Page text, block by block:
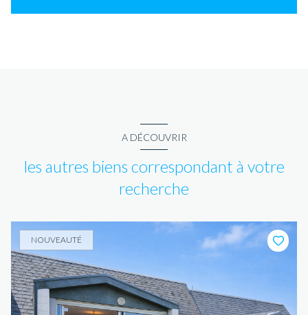
A DÉCOUVRIR
les autres biens correspondant à votre
recherche
NOUVEAUTÉ